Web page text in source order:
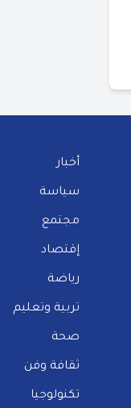
أخبار
سياسة
مجتمع
إقتصاد
رياضة
تربية وتعليم
صحة
ثقافة وفن
تكنولوجيا